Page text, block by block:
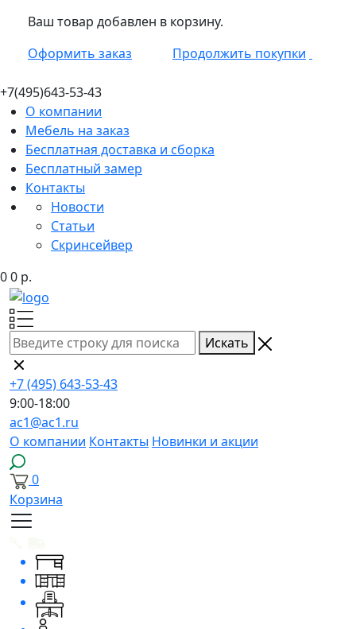
Ваш товар добавлен в корзину.
Оформить заказ
Продолжить покупки
+7(495)643-53-43
О компании
Мебель на заказ
Бесплатная доставка и сборка
Бесплатный замер
Контакты
Новости
Статьи
Скринсейвер
00 р.
Искать
+7 (495) 643-53-43
9:00-18:00
ac1@ac1.ru
О компании Контакты Новинки и акции
0
Корзина